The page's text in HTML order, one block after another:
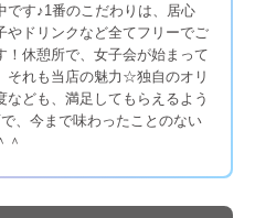
です♪1番のこだわりは、居心
やドリンクなど全てフリーでご
！休憩所で、女子会が始まって
それも当店の魅力☆独自のオリ
ども、満足してもらえるよう
、今まで味わったことのない
＾